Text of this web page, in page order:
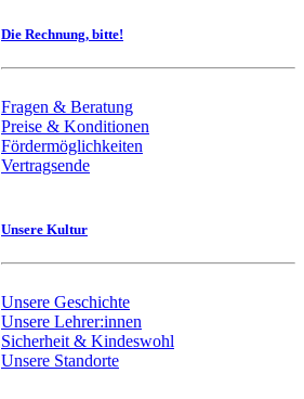
Die Rechnung, bitte!
Fragen & Beratung
Preise & Konditionen
Fördermöglichkeiten
Vertragsende
Unsere Kultur
Unsere Geschichte
Unsere Lehrer:innen
Sicherheit & Kindeswohl
Unsere Standorte